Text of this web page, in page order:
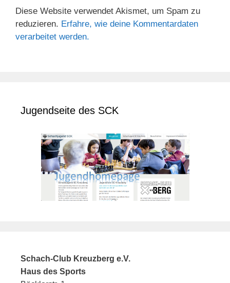
Diese Website verwendet Akismet, um Spam zu
reduzieren. Erfahre, wie deine Kommentardaten
verarbeitet werden.
Jugendseite des SCK
Schach-Club Kreuzberg e.V.
Haus des Sports